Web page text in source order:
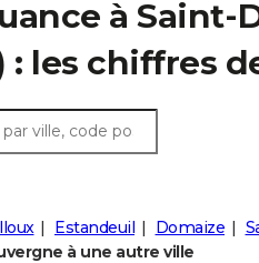
à Saint-
: les chiffres
Estandeuil Domaize
à une autre ville